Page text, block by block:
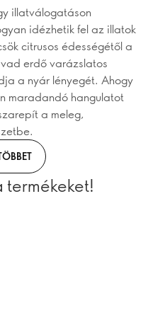
illatválogatáson
idézhetik fel az illatok
citrusos édességétől a
erdő varázslatos
a nyár lényegét. Ahogy
maradandó hangulatot
a meleg,